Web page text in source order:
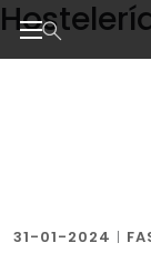
Skip
to
the
31-01-2024 |